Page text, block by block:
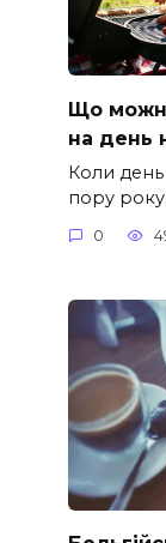
Що
на день
Коли
пору
0